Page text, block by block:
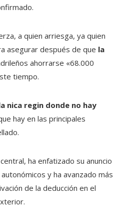
a quien arriesga, ya quien
asegurar después de que la
ahorrarse «68.000
tiempo.
nica regin donde no hay
hay en las principales
ha enfatizado su anuncio
y ha avanzado más
de la deducción en el